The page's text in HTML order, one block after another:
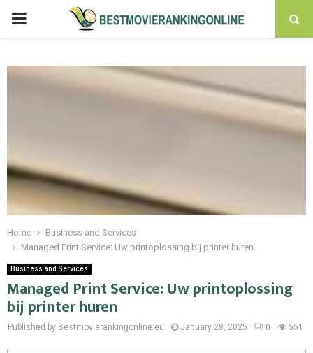
PRIMARY
Home
Business and Services
Managed Print Service: Uw printoplossing bij printer huren
Business and Services
Managed Print Service: Uw printoplossing
bij printer huren
Published by Bestmovierankingonline.eu January 28, 2025 0 551